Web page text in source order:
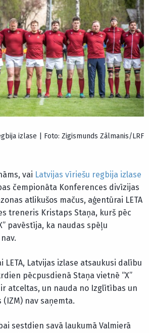
izlase | Foto: Zigismunds Zālmanis/LRF
vai Latvijas vīriešu regbija izlase
čempionāta Konferences divīzijas
atlikušos mačus, aģentūrai LETA
treneris Kristaps Staņa, kurš pēc
pavēstīja, ka naudas spēļu
LETA, Latvijas izlase atsaukusi dalību
pēcpusdienā Staņa vietnē “X”
atceltas, un nauda no Izglītības un
nav saņemta.
sestdien savā laukumā Valmierā